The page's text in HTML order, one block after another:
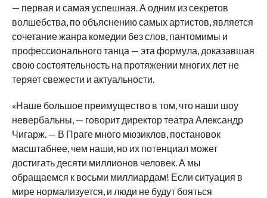
— первая и самая успешная. А одним из секретов
волшебства, по объяснению самых артистов, является
сочетание жанра комедии без слов, пантомимы и
профессионального танца — эта формула, доказавшая
свою состоятельность на протяжении многих лет не
теряет свежести и актуальности.
«Наше большое преимущество в том, что наши шоу
невербальны, — говорит директор театра Александр
Чигарж. — В Праге много мюзиклов, постановок
масштабнее, чем наши, но их потенциал может
достигать десяти миллионов человек. А мы
обращаемся к восьми миллиардам! Если ситуация в
мире нормализуется, и люди не будут бояться